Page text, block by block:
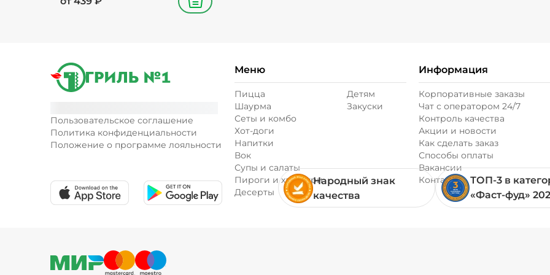
+ Соус
+ Сыр
+ Томаты свежие
+ Филе
В корзину
Пользовательское соглашение
Политика конфиденциальности
Положение о программе лояльности
Меню
Пицца
Шаурма
Сеты и комбо
Хот-доги
Напитки
Вок
Супы и салаты
Пироги и хачапури
Десерты
Детям
Закуски
Информация
Корпоративные заказы
Чат с оператором 24/7
Контроль качества
Акции и новости
Как сделать заказ
Способы оплаты
Вакансии
Контакты
Народный знак
качества
ТОП-3 в
«Фаст-фуд»